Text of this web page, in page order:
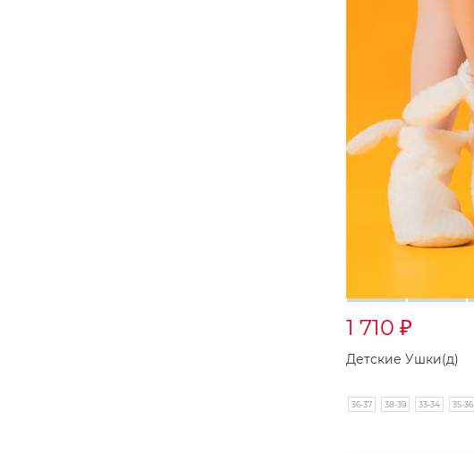
1 710 ₽
Детские Ушки(д)
36-37 38-39 33-34 35-36